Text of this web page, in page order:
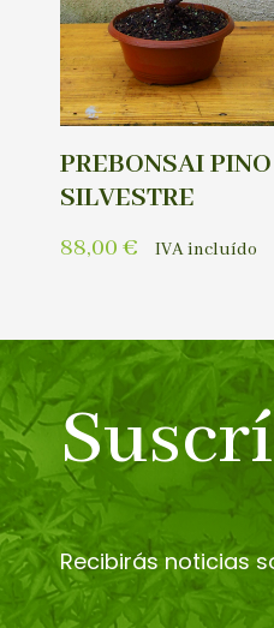
PREBONSAI PINO
SILVESTRE
88,00 € IVA incluído
Recibirás noticias